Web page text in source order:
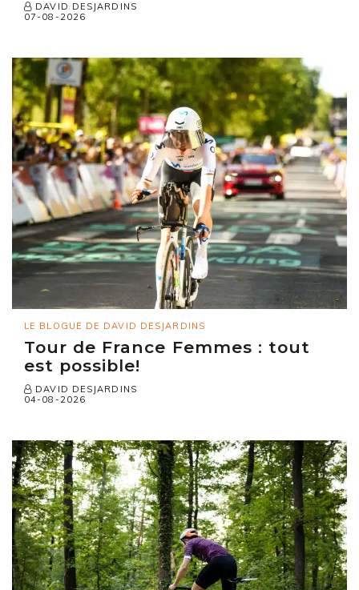
DAVID DESJARDINS
07-08-2026
LE BLOGUE DE DAVID DESJARDINS
Tour de France Femmes : tout
est possible!
DAVID DESJARDINS
04-08-2026